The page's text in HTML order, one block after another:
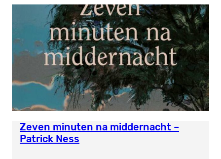
Zeven minuten na middernacht –
Patrick Ness